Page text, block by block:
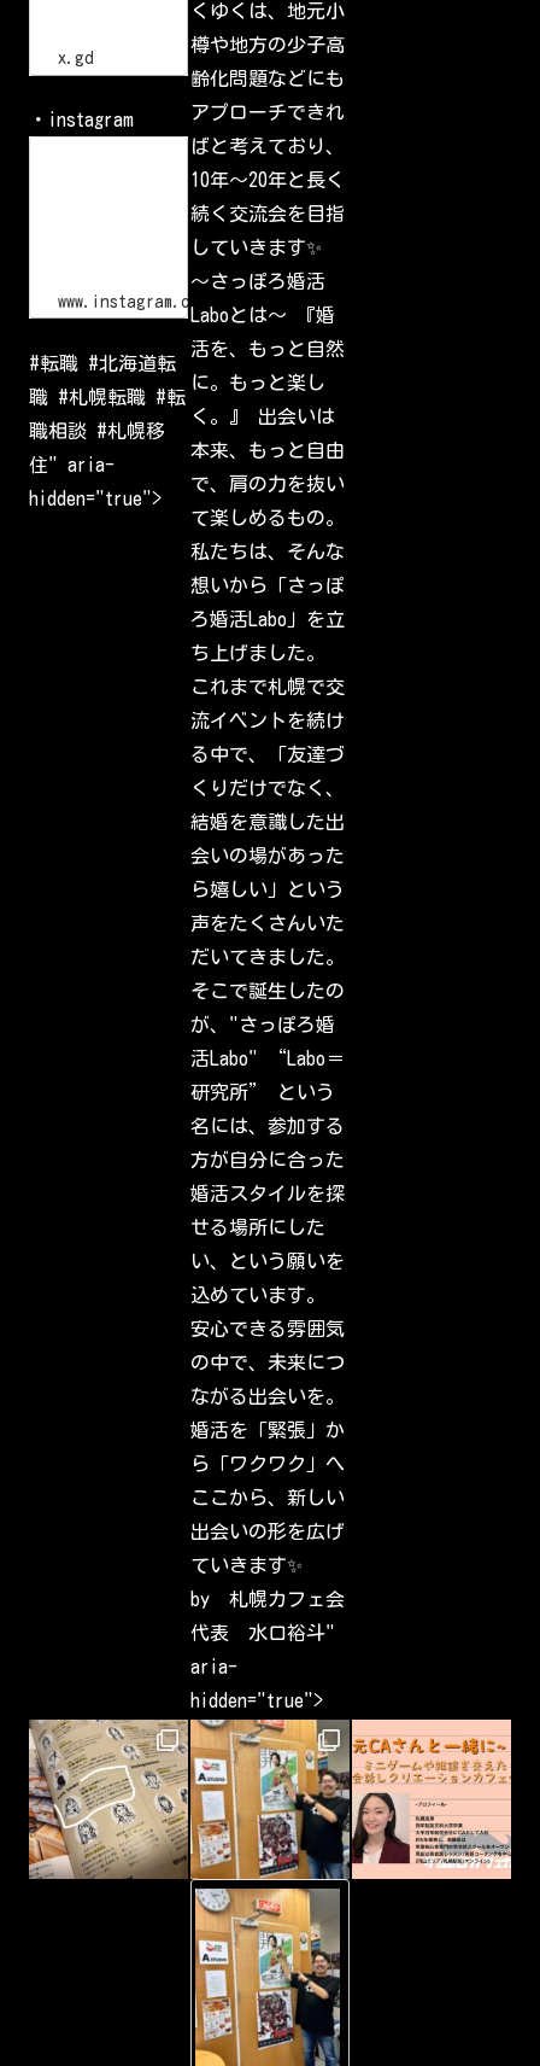
/
/
x
.
g
d
/
p
l
d
x.gd
・instagram
L
o
g
i
n
•
I
n
g
a
W
l
o
b
a
c
k
t
o
I
n
t
a
g
r
a
.
S
i
n
i
n
o
c
h
e
c
k
o
u
t
w
h
a
t
o
u
r
f
r
i
e
n
d
,
a
m
i
l
y
&
i
t
e
r
s
t
s
h
a
e
b
e
e
c
a
p
u
r
i
n
g
h
a
i
g
a
r
www.instagram.com
#転職 #北海道転
職 #札幌転職 #転
職相談 #札幌移
住" aria-
hidden="true">
くゆくは、地元小
樽や地方の少子高
齢化問題などにも
アプローチできれ
ばと考えており、
10年〜20年と長く
続く交流会を目指
していきます✨
〜さっぽろ婚活
Laboとは〜 『婚
活を、もっと自然
に。もっと楽し
く。』 出会いは
本来、もっと自由
で、肩の力を抜い
て楽しめるもの。
私たちは、そんな
想いから「さっぽ
ろ婚活Labo」を立
ち上げました。
これまで札幌で交
流イベントを続け
る中で、「友達づ
くりだけでなく、
結婚を意識した出
会いの場があった
ら嬉しい」という
声をたくさんいた
だいてきました。
そこで誕生したの
が、"さっぽろ婚
活Labo" “Labo＝
研究所” という
名には、参加する
方が自分に合った
婚活スタイルを探
せる場所にした
い、という願いを
込めています。
安心できる雰囲気
の中で、未来につ
ながる出会いを。
婚活を「緊張」か
ら「ワクワク」へ
ここから、新しい
出会いの形を広げ
ていきます✨
by 札幌カフェ会
代表 水口裕斗"
aria-
hidden="true">